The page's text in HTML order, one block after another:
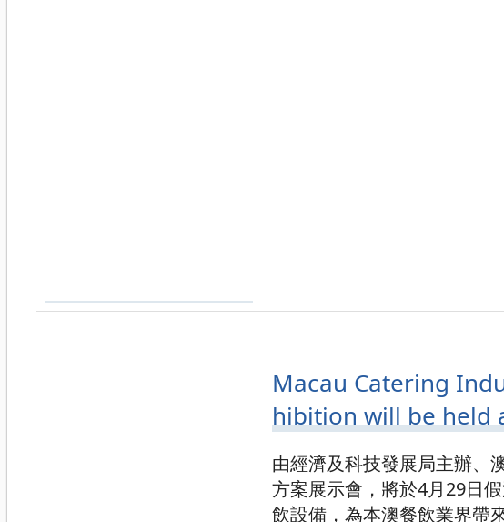
Macau Catering
hibition will be held
由經濟及科技發展局主辦、
方案展示會，將於4月29日
飲設備，為本澳餐飲業界帶